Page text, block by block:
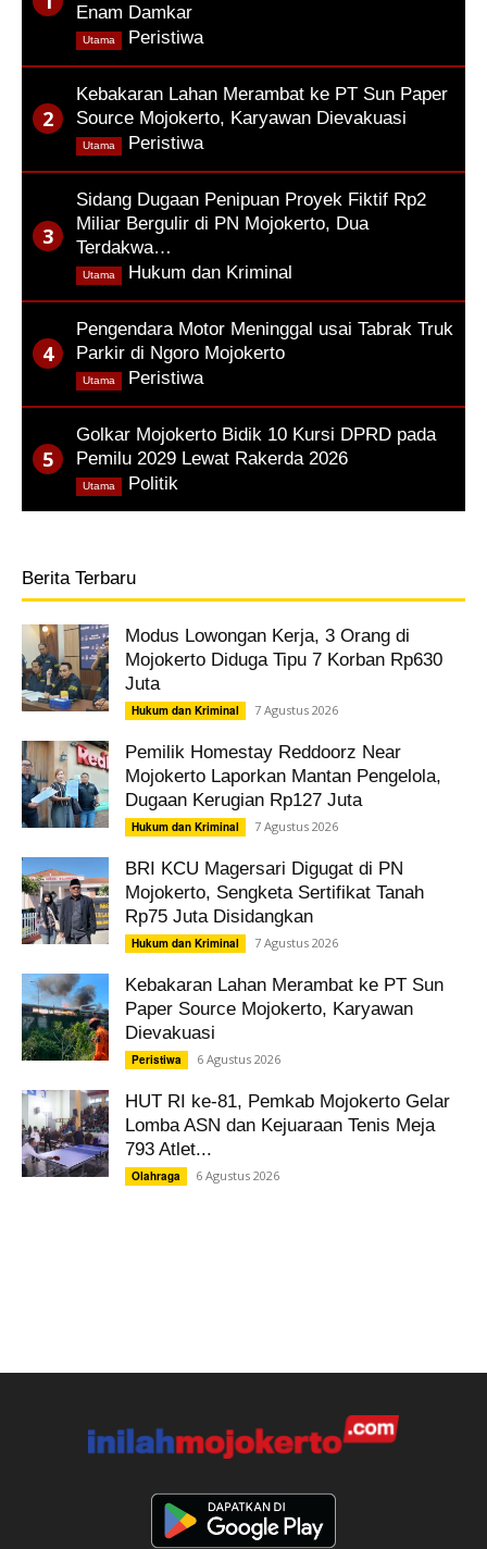
Enam Damkar
Peristiwa
Utama
Kebakaran Lahan Merambat ke PT Sun Paper
Source Mojokerto, Karyawan Dievakuasi
Peristiwa
Utama
Sidang Dugaan Penipuan Proyek Fiktif Rp2
Miliar Bergulir di PN Mojokerto, Dua
Terdakwa…
Hukum dan Kriminal
Utama
Pengendara Motor Meninggal usai Tabrak Truk
Parkir di Ngoro Mojokerto
Peristiwa
Utama
Golkar Mojokerto Bidik 10 Kursi DPRD pada
Pemilu 2029 Lewat Rakerda 2026
Politik
Utama
Berita Terbaru
Modus Lowongan Kerja, 3 Orang di
Mojokerto Diduga Tipu 7 Korban Rp630
Juta
Hukum dan Kriminal 7 Agustus 2026
Pemilik Homestay Reddoorz Near
Mojokerto Laporkan Mantan Pengelola,
Dugaan Kerugian Rp127 Juta
Hukum dan Kriminal 7 Agustus 2026
BRI KCU Magersari Digugat di PN
Mojokerto, Sengketa Sertifikat Tanah
Rp75 Juta Disidangkan
Hukum dan Kriminal 7 Agustus 2026
Kebakaran Lahan Merambat ke PT Sun
Paper Source Mojokerto, Karyawan
Dievakuasi
Peristiwa 6 Agustus 2026
HUT RI ke-81, Pemkab Mojokerto Gelar
Lomba ASN dan Kejuaraan Tenis Meja
793 Atlet...
Olahraga 6 Agustus 2026